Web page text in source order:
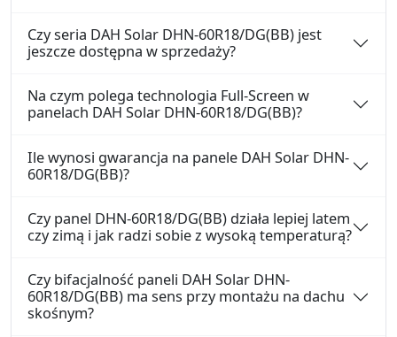
Czy seria DAH Solar DHN-60R18/DG(BB) jest
jeszcze dostępna w sprzedaży?
Na czym polega technologia Full-Screen w
panelach DAH Solar DHN-60R18/DG(BB)?
Ile wynosi gwarancja na panele DAH Solar DHN-
60R18/DG(BB)?
Czy panel DHN-60R18/DG(BB) działa lepiej latem
czy zimą i jak radzi sobie z wysoką temperaturą?
Czy bifacjalność paneli DAH Solar DHN-
60R18/DG(BB) ma sens przy montażu na dachu
skośnym?